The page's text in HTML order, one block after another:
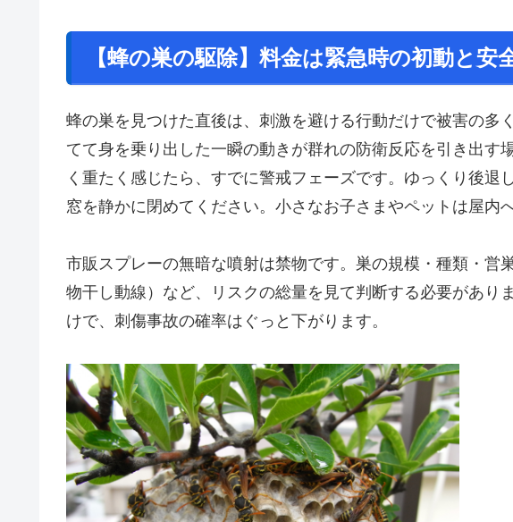
【蜂の巣の駆除】料金は緊急時の初動と安
蜂の巣を見つけた直後は、刺激を避ける行動だけで被害の多
てて身を乗り出した一瞬の動きが群れの防衛反応を引き出す
く重たく感じたら、すでに警戒フェーズです。ゆっくり後退
窓を静かに閉めてください。小さなお子さまやペットは屋内へ
市販スプレーの無暗な噴射は禁物です。巣の規模・種類・営
物干し動線）など、リスクの総量を見て判断する必要があり
けで、刺傷事故の確率はぐっと下がります。